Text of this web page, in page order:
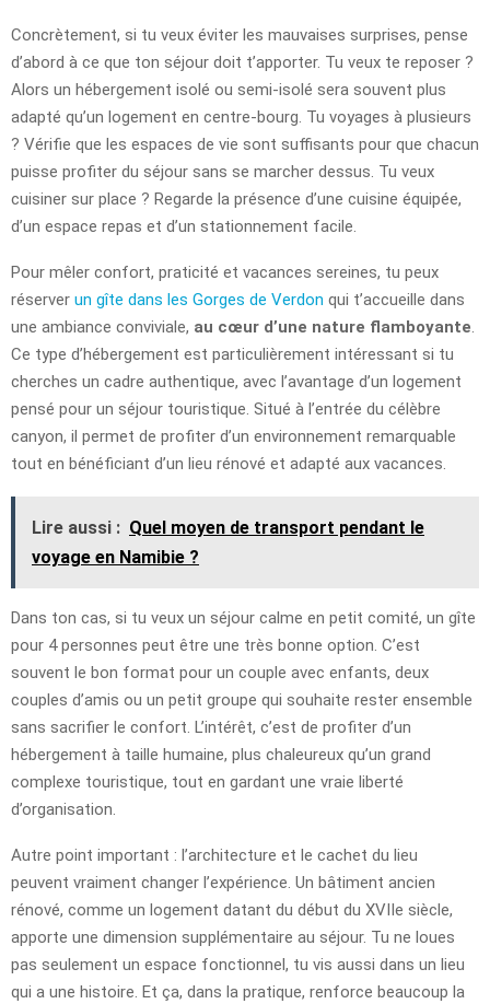
Concrètement, si tu veux éviter les mauvaises surprises, pense
d’abord à ce que ton séjour doit t’apporter. Tu veux te reposer ?
Alors un hébergement isolé ou semi-isolé sera souvent plus
adapté qu’un logement en centre-bourg. Tu voyages à plusieurs
? Vérifie que les espaces de vie sont suffisants pour que chacun
puisse profiter du séjour sans se marcher dessus. Tu veux
cuisiner sur place ? Regarde la présence d’une cuisine équipée,
d’un espace repas et d’un stationnement facile.
Pour mêler confort, praticité et vacances sereines, tu peux
réserver un gîte dans les Gorges de Verdon qui t’accueille dans
une ambiance conviviale, au cœur d’une nature flamboyante
Ce type d’hébergement est particulièrement intéressant si tu
cherches un cadre authentique, avec l’avantage d’un logement
pensé pour un séjour touristique. Situé à l’entrée du célèbre
canyon, il permet de profiter d’un environnement remarquable
tout en bénéficiant d’un lieu rénové et adapté aux vacances.
Lire aussi : Quel moyen de transport pendant le
voyage en Namibie ?
Dans ton cas, si tu veux un séjour calme en petit comité, un gîte
pour 4 personnes peut être une très bonne option. C’est
souvent le bon format pour un couple avec enfants, deux
couples d’amis ou un petit groupe qui souhaite rester ensemble
sans sacrifier le confort. L’intérêt, c’est de profiter d’un
hébergement à taille humaine, plus chaleureux qu’un grand
complexe touristique, tout en gardant une vraie liberté
d’organisation.
Autre point important : l’architecture et le cachet du lieu
peuvent vraiment changer l’expérience. Un bâtiment ancien
rénové, comme un logement datant du début du XVIIe siècle,
apporte une dimension supplémentaire au séjour. Tu ne loues
pas seulement un espace fonctionnel, tu vis aussi dans un lieu
qui a une histoire. Et ça, dans la pratique, renforce beaucoup la